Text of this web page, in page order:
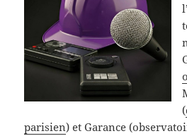
(
parisien) et Garance